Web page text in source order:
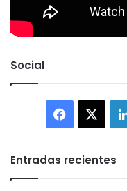
Social
Facebook
Entradas recientes